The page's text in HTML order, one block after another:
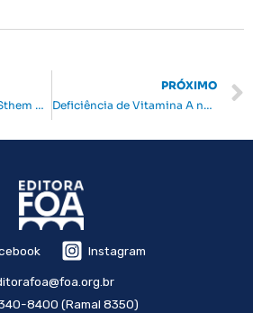
e
m
k
dI
n
ail p
n
k
Anais do VIII Fórum Sthem Brasil – Inovação Acadêmica e Aprendizagem Ativa
PRÓXIMO
Deficiência de Vitamina A na Segunda Metade do Século XIX (1850-1899): uma doença de crianças escravas
Instagram
8400 (Ramal 8350)